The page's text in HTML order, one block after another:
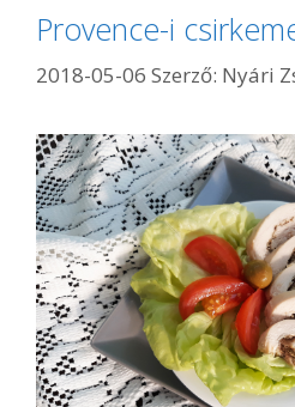
Provence-i
2018-05-06 Szerző: Nyári